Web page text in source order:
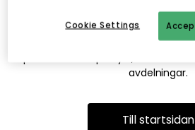
Detta kan bero på att sidan inte
flyttats. Vi ber om ursäkt för
prova att söka på nytt, eller besöka
avdelningar.
Till startsidan
Cookie Settings